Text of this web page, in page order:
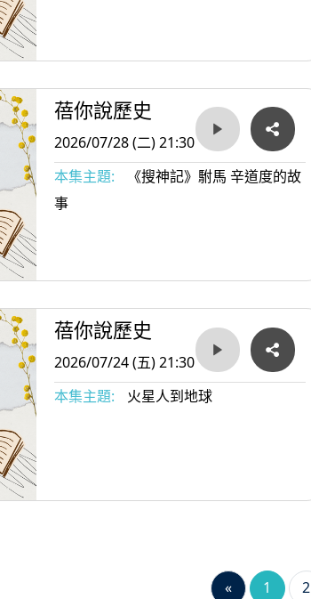
蓓你說歷史
2026/07/28 (二) 21:30
本集主題:
《搜神記》駙馬 辛道度的故
事
蓓你說歷史
2026/07/24 (五) 21:30
本集主題:
火星人到地球
« 1 2